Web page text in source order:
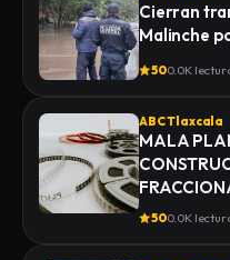
Cierran
Malinche
500.0K
ABC Tlaxcala
MALA
500.0K